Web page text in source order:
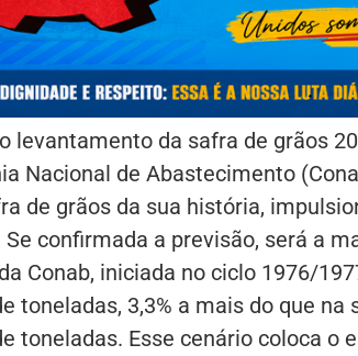
levantamento da safra de grãos
Nacional de Abastecimento
de grãos da sua história,
Se confirmada a previsão, será a
Conab, iniciada no ciclo 1976/
toneladas, 3,3% a mais do que
toneladas. Esse cenário coloca o